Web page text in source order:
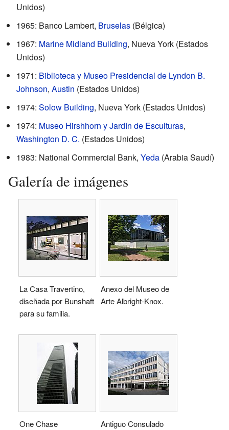
Unidos)
1965: Banco Lambert, Bruselas (Bélgica)
1967: Marine Midland Building, Nueva York (Estados
Unidos)
1971: Biblioteca y Museo Presidencial de Lyndon B.
Johnson, Austin (Estados Unidos)
1974: Solow Building, Nueva York (Estados Unidos)
1974: Museo Hirshhorn y Jardín de Esculturas,
Washington D. C. (Estados Unidos)
1983: National Commercial Bank, Yeda (Arabia Saudí)
Galería de imágenes
La Casa Travertino,
diseñada por Bunshaft
para su familia.
Anexo del Museo de
Arte Albright-Knox.
One Chase
Antiguo Consulado